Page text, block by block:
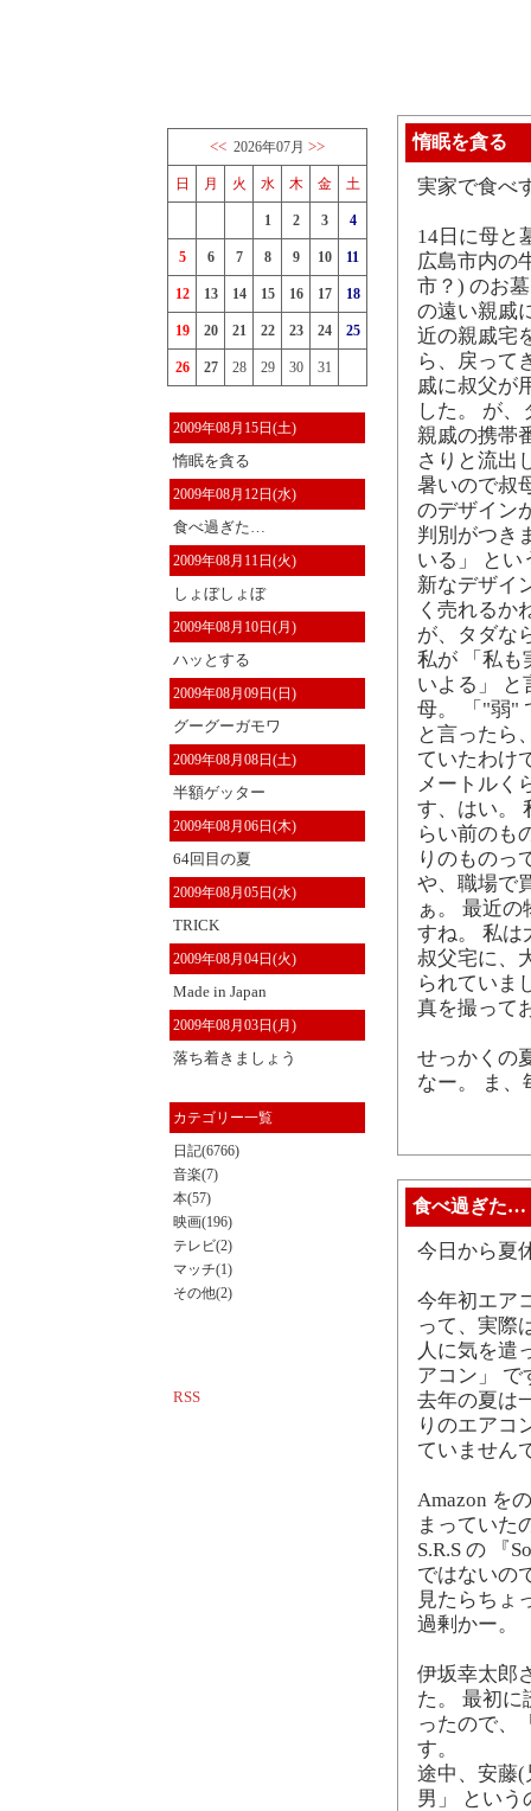
<< 2026年07月 >>
日 月 火 水 木 金 土
1 2 3 4
5 6 7 8 9 10 11
12 13 14 15 16 17 18
19 20 21 22 23 24 25
26 27 28 29 30 31
2009年08月15日(土)
惰眠を貪る
2009年08月12日(水)
食べ過ぎた…
2009年08月11日(火)
しょぼしょぼ
2009年08月10日(月)
ハッとする
2009年08月09日(日)
グーグーガモワ
2009年08月08日(土)
半額ゲッター
2009年08月06日(木)
64回目の夏
2009年08月05日(水)
TRICK
2009年08月04日(火)
Made in Japan
2009年08月03日(月)
落ち着きましょう
カテゴリー一覧
日記(6766)
音楽(7)
本(57)
映画(196)
テレビ(2)
マッチ(1)
その他(2)
RSS
惰眠を貪る
実家で食べ
14日に母と
広島市内の
市？) のお
の遠い親戚
近の親戚宅
ら、戻って
戚に叔父が
した。 が
親戚の携帯
さりと流出
暑いので叔
のデザイン
判別がつき
いる」 とい
新なデザイ
く売れるか
が、タダな
私が 「私も
いよる」 と
母。 「"弱"
と言ったら
ていたわけ
メートルく
す、はい。
らい前のも
りのものっ
や、職場で
ぁ。 最近
すね。 私は
叔父宅に、
られていま
真を撮って
せっかくの
なー。 ま、
食べ過ぎた…
今日から夏
今年初エア
って、実際
人に気を遣
アコン」 で
去年の夏は
りのエアコ
ていません
Amazon を
まっていた
S.R.S の 『
ではないの
見たらちょ
過剰かー。
伊坂幸太郎
た。 最初に
ったので、
す。
途中、安藤(
男」 という